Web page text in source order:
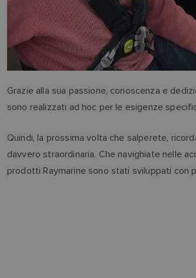
Grazie alla sua passione, conoscenza e
sono realizzati ad hoc per le esigenze
Quindi, la prossima volta che salperete,
davvero straordinaria. Che navighiate nelle
prodotti Raymarine sono stati sviluppati con